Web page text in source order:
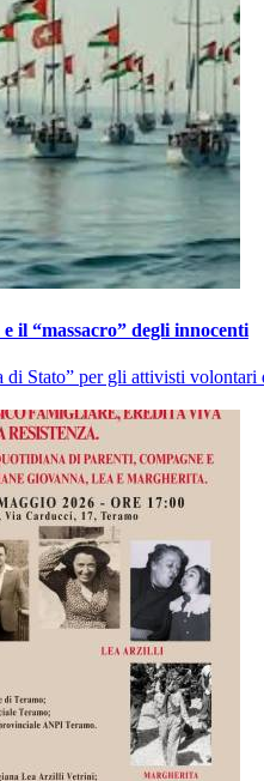
il “massacro” degli innocenti
Stato” per gli attivisti